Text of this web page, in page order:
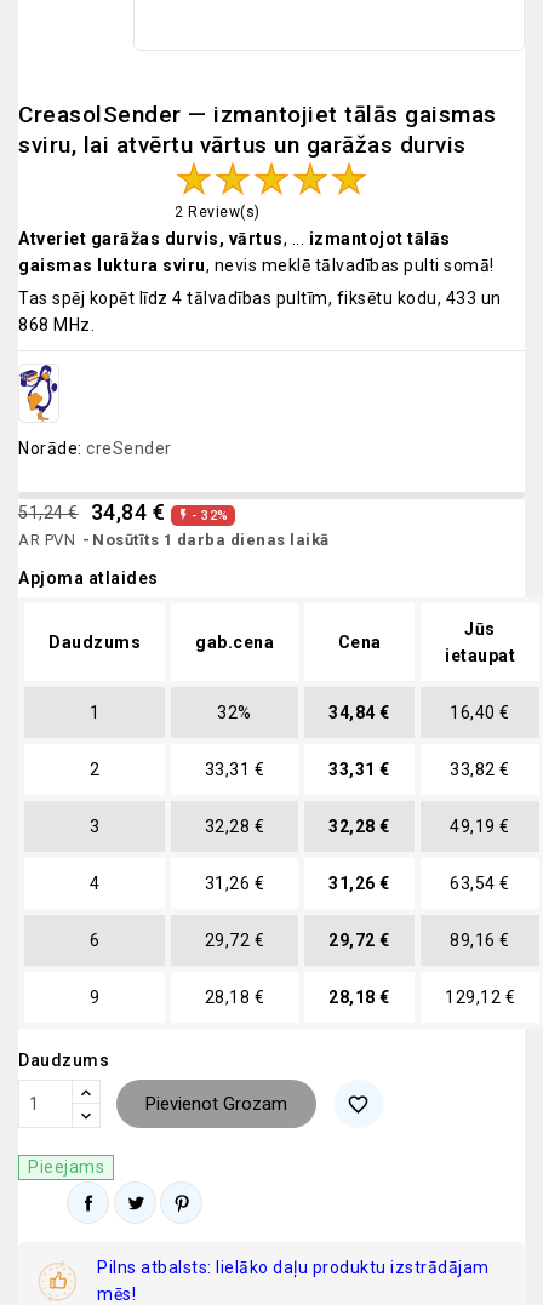
CreasolSender — izmantojiet tālās gaismas
sviru, lai atvērtu vārtus un garāžas durvis
2 Review(s)
Atveriet garāžas durvis, vārtus, ... izmantojot tālās
gaismas luktura sviru, nevis meklē tālvadības pulti somā!
Tas spēj kopēt līdz 4 tālvadības pultīm, fiksētu kodu, 433 un
868 MHz.
Norāde: creSender
51,24 € 34,84 €  - 32%
AR PVN Nosūtīts 1 darba dienas laikā
Apjoma atlaides
Daudzums gab.cena Cena
Jūs
ietaupat
1 32% 34,84 € 16,40 €
2 33,31 € 33,31 € 33,82 €
3 32,28 € 32,28 € 49,19 €
4 31,26 € 31,26 € 63,54 €
6 29,72 € 29,72 € 89,16 €
9 28,18 € 28,18 € 129,12 €
Daudzums
Pievienot Grozam favorite_border
Pieejams
Pilns atbalsts: lielāko daļu produktu izstrādājam
mēs!